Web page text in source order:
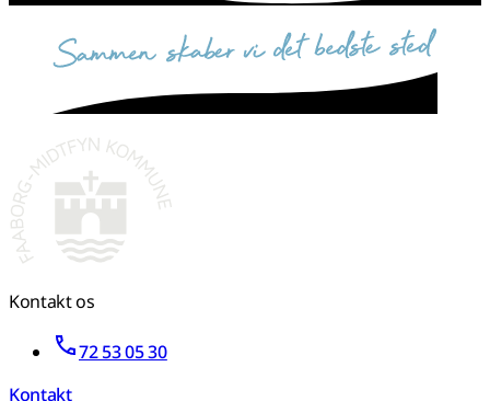
sammen skaber vi det bedste sted
Kontakt os
72 53 05 30
Kontakt